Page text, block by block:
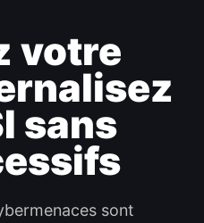
votre
sans
sont